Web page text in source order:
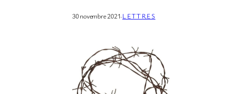
30 novembre 2021·LETTRES